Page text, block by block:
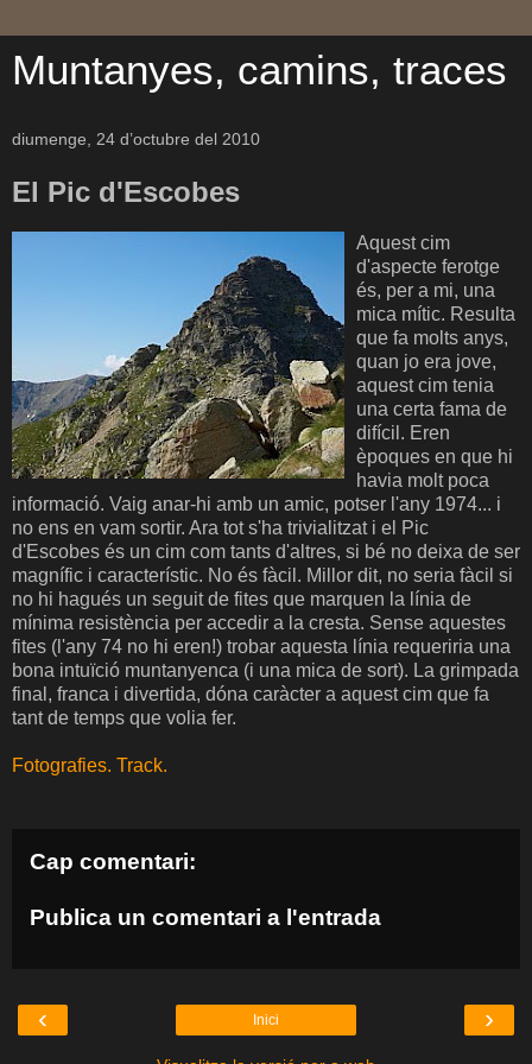
Muntanyes, camins, traces
diumenge, 24 d’octubre del 2010
El Pic d'Escobes
Aquest cim
d'aspecte ferotge
és, per a mi, una
mica mític. Resulta
que fa molts anys,
quan jo era jove,
aquest cim tenia
una certa fama de
difícil. Eren
èpoques en que hi
havia molt poca
informació. Vaig anar-hi amb un amic, potser l'any 1974... i
no ens en vam sortir. Ara tot s'ha trivialitzat i el Pic
d'Escobes és un cim com tants d'altres, si bé no deixa de ser
magnífic i característic. No és fàcil. Millor dit, no seria fàcil si
no hi hagués un seguit de fites que marquen la línia de
mínima resistència per accedir a la cresta. Sense aquestes
fites (l'any 74 no hi eren!) trobar aquesta línia requeriria una
bona intuïció muntanyenca (i una mica de sort). La grimpada
final, franca i divertida, dóna caràcter a aquest cim que fa
tant de temps que volia fer.
Fotografies. Track.
Cap comentari:
Publica un comentari a l'entrada
‹ ›
Inici